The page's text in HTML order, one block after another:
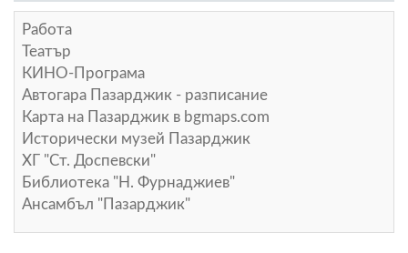
Работа
Театър
КИНО-Програма
Автогара Пазарджик - разписание
Карта на Пазарджик в bgmaps.com
Исторически музей Пазарджик
ХГ "Ст. Доспевски"
Библиотека "Н. Фурнаджиев"
Ансамбъл "Пазарджик"